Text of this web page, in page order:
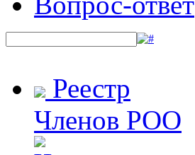
Реестр
Членов РОО